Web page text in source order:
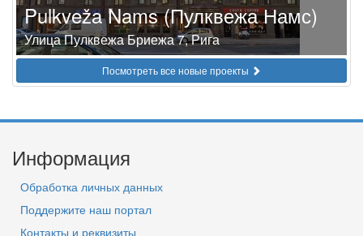
Pulkveža Nams (Пулквежа Намс)
Улица Пулквежа Бриежа 7, Рига
Посмотреть все новые проекты
Информация
Обработка личных данных
Поддержите наш портал
Контакты и реквизиты